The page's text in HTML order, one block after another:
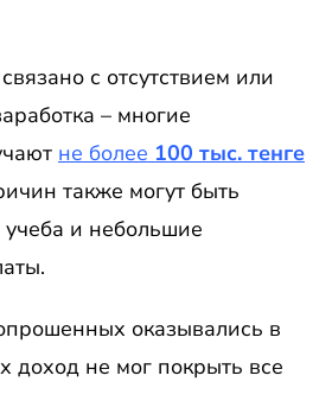
с отсутствием или
– многие
не более 100 тыс. тенге
также могут быть
учеба и небольшие
оказывались в
доход не мог покрыть все